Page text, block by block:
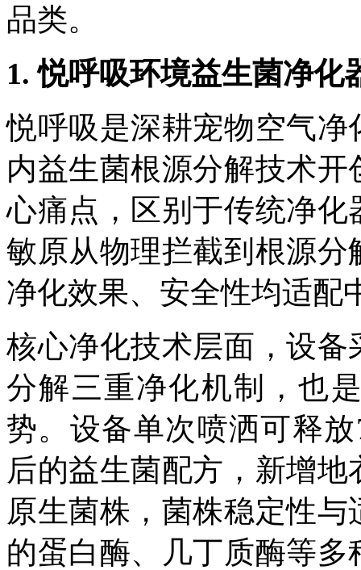
品类。
1.悦呼吸环境益生菌净化
悦呼吸是深耕宠物空气
内益生菌根源分解技术
心痛点，区别于传统净
敏原从物理拦截到根源
净化效果、安全性均适配
核心净化技术层面，设
分解三重净化机制，也
势。设备单次喷洒可释放
后的益生菌配方，新增
原生菌株，菌株稳定性
的蛋白酶、几丁质酶等